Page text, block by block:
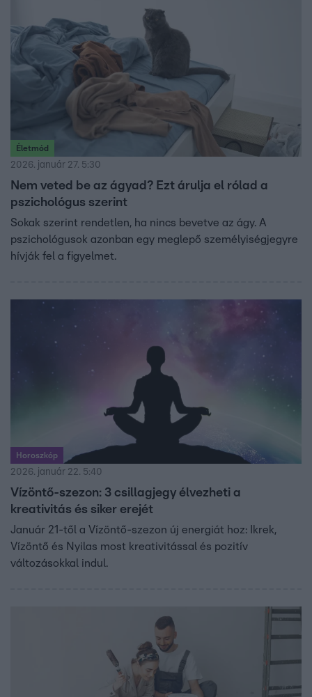
szakma. A kurzus résztvevői betekintést nyerhetnek
Balázs életébe és kreatív folyamatába, amelyet családi
tanári háttér és zenés tapasztalat formált.
Életmód
2026. január 27. 5:30
Nem veted be az ágyad? Ezt árulja el rólad a
pszichológus szerint
Sokak szerint rendetlen, ha nincs bevetve az ágy. A
pszichológusok azonban egy meglepő személyiségjegyre
hívják fel a figyelmet.
Horoszkóp
2026. január 22. 5:40
Vízöntő-szezon: 3 csillagjegy élvezheti a
kreativitás és siker erejét
Január 21-től a Vízöntő-szezon új energiát hoz: Ikrek,
Vízöntő és Nyilas most kreativitással és pozitív
változásokkal indul.